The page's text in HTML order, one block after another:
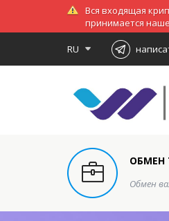
Вся входящая
принимается
RU
ОБМЕН
Обмен